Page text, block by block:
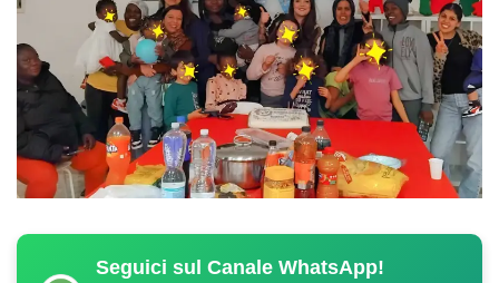
Seguici sul Canale WhatsApp!